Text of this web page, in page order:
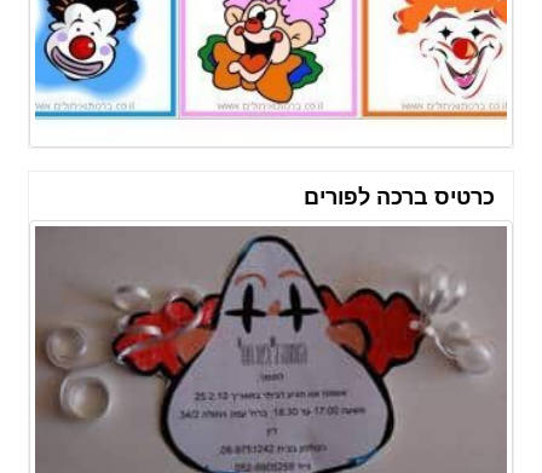
כרטיס ברכה לפורים